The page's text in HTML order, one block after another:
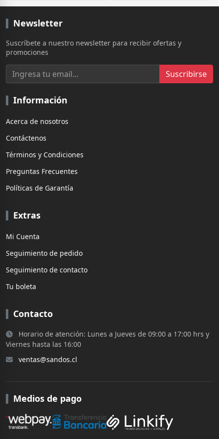
Newsletter
Suscríbete a nuestro newsletter para recibir ofertas y
promociones
Suscribirse
Información
Acerca de nosotros
Contáctenos
Términos y Condiciones
Preguntas Frecuentes
Políticas de Garantía
Extras
Mi Cuenta
Seguimiento de pedido
Seguimiento de contacto
Tu boleta
Contacto
Horario de atención: Lunes a Jueves de 09:00 a 17:00 hrs y
Viernes hasta las 16:00
ventas@sandos.cl
Medios de pago